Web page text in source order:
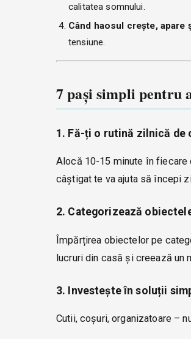
calitatea somnului.
Când haosul crește, apare
tensiune.
7 pași simpli pentru
1. Fă-ți o rutină zilnică de
Alocă 10-15 minute în fiecare
câștigat te va ajuta să începi
2. Categorizează
Împărțirea obiectelor pe
lucruri din casă și creează un
3. Investește în soluții
Cutii, coșuri, organizatoare –